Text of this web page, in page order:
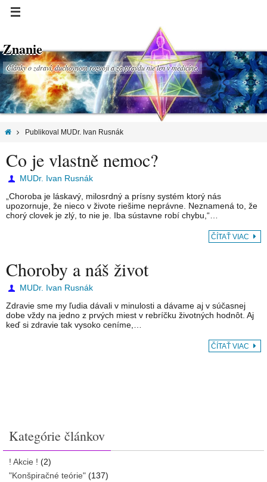
Znanie
Články o zdraví, duchovnom rozvoji a za pravdu nie len v medicíne.
Publikoval MUDr. Ivan Rusnák
Co je vlastně nemoc?
MUDr. Ivan Rusnák
„Choroba je láskavý, milosrdný a prísny systém ktorý nás
upozornuje, že nieco v živote riešime neprávne. Neznamená to, že
chorý clovek je zlý, to nie je. Iba sústavne robí chybu,“…
ČÍTAŤ VIAC
Choroby a náš život
MUDr. Ivan Rusnák
Zdravie sme my ľudia dávali v minulosti a dávame aj v súčasnej
dobe vždy na jedno z prvých miest v rebríčku životných hodnôt. Aj
keď si zdravie tak vysoko ceníme,…
ČÍTAŤ VIAC
Kategórie článkov
! Akcie ! (2)
"Konšpiračné teórie" (137)